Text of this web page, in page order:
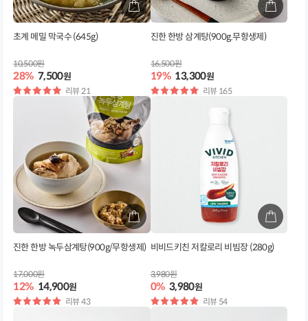
초계 메밀 막국수 (645g)
28% 7,500원
10,500원
별
점
리뷰 21
진한 한방 삼계탕(900g.무항생제)
19% 13,300원
16,500원
별
점
리뷰 165
진한 한방 녹두삼계탕(900g/무항생제)
12% 14,900원
17,000원
별
리뷰 43
비비드키친 저칼로리 비빔장 (280g)
0% 3,980원
3,980원
별
리뷰 54